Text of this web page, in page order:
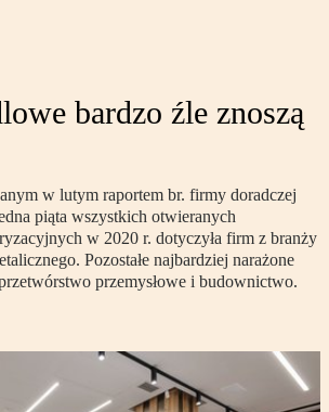
bardzo źle znoszą
w lutym raportem br. firmy doradczej
piąta wszystkich otwieranych
w 2020 r. dotyczyła firm z branży
Pozostałe najbardziej narażone
przemysłowe i budownictwo.